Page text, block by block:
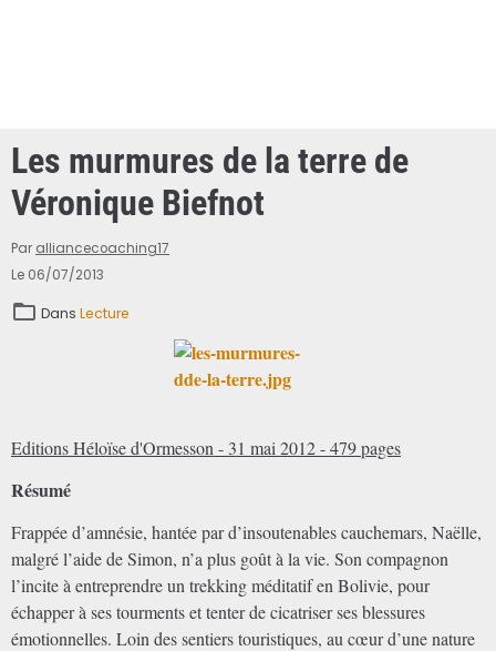
Les murmures de la terre de
Véronique Biefnot
Par alliancecoaching17
Le 06/07/2013
Dans Lecture
Editions Héloïse d'Ormesson - 31 mai 2012 - 479 pages
Résumé
Frappée d’amnésie, hantée par d’insoutenables cauchemars, Naëlle,
malgré l’aide de Simon, n’a plus goût à la vie. Son compagnon
l’incite à entreprendre un trekking méditatif en Bolivie, pour
échapper à ses tourments et tenter de cicatriser ses blessures
émotionnelles. Loin des sentiers touristiques, au cœur d’une nature